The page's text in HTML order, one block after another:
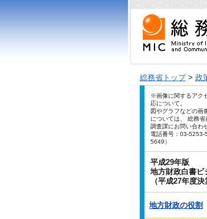
総務省トップ> 政
※画像に関するアク
応について。
図やグラフなどの画
については、 総務
調査課にお問い合わ
電話番号：03-5253-
5649）
平成29年版
地方財政白書ビ
（平成27年度決
地方財政の役割